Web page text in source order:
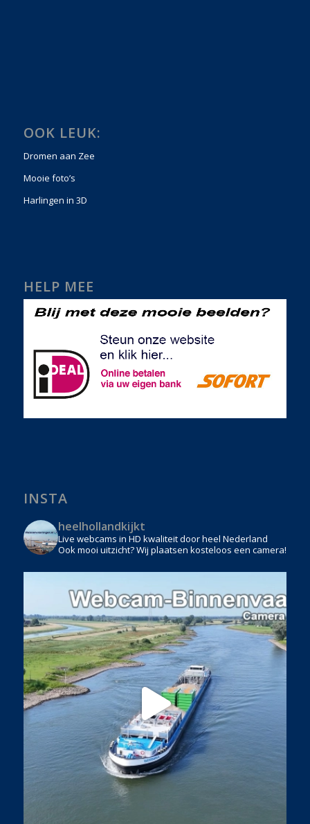
OOK LEUK:
Dromen aan Zee
Mooie foto’s
Harlingen in 3D
HELP MEE
INSTA
heelhollandkijkt
Live webcams in HD kwaliteit door heel Nederland
Ook mooi uitzicht? Wij plaatsen kosteloos een camera!